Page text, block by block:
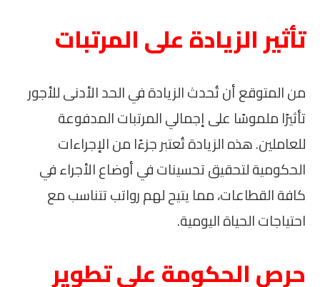
تأثير الزيادة على المرتبات
من المتوقع أن تُحدث الزيادة في الحد الأدنى للأجور
تأثيرًا ملموسًا على إجمالي المرتبات المدفوعة
للعاملين. هذه الزيادة تُعتبر جزءًا من الإجراءات
الحكومية لتحقيق تحسينات في أوضاع الأجراء في
كافة القطاعات، مما يتيح لهم رواتب تتناسب مع
احتياجات الحياة اليومية.
حرص الحكومة على تطوير